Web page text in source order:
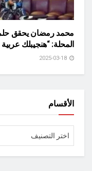
محمد رمضان يحقق
المحلة: “هنجيبلك
الأقسام
اختر التصنيف